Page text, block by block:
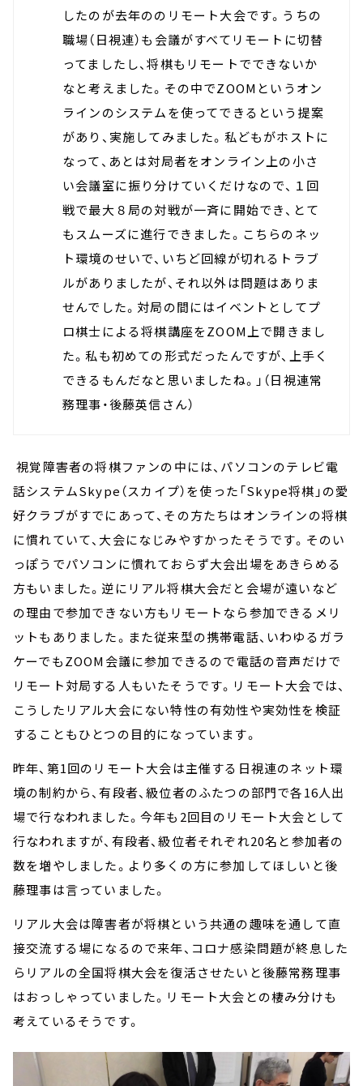
したのが去年ののリモート大会です。うちの
職場（日視連）も会議がすべてリモートに切替
ってましたし、将棋もリモートでできないか
なと考えました。その中でZOOMというオン
ラインのシステムを使ってできるという提案
があり、実施してみました。私どもがホストに
なって、あとは対局者をオンライン上の小さ
い会議室に振り分けていくだけなので、１回
戦で最大８局の対戦が一斉に開始でき、とて
もスムーズに進行できました。こちらのネッ
ト環境のせいで、いちど回線が切れるトラブ
ルがありましたが、それ以外は問題はありま
せんでした。対局の間にはイベントとしてプ
ロ棋士による将棋講座をZOOM上で開きまし
た。私も初めての形式だったんですが、上手く
できるもんだなと思いましたね。」（日視連常
務理事・後藤英信さん）
視覚障害者の将棋ファンの中には、パソコンのテレビ電
話システムSkype（スカイプ）を使った「Skype将棋」の愛
好クラブがすでにあって、その方たちはオンラインの将棋
に慣れていて、大会になじみやすかったそうです。そのい
っぽうでパソコンに慣れておらず大会出場をあきらめる
方もいました。逆にリアル将棋大会だと会場が遠いなど
の理由で参加できない方もリモートなら参加できるメリ
ットもありました。また従来型の携帯電話、いわゆるガラ
ケーでもZOOM会議に参加できるので電話の音声だけで
リモート対局する人もいたそうです。リモート大会では、
こうしたリアル大会にない特性の有効性や実効性を検証
することもひとつの目的になっています。
昨年、第1回のリモート大会は主催する日視連のネット環
境の制約から、有段者、級位者のふたつの部門で各16人出
場で行なわれました。今年も2回目のリモート大会として
行なわれますが、有段者、級位者それぞれ20名と参加者の
数を増やしました。より多くの方に参加してほしいと後
藤理事は言っていました。
リアル大会は障害者が将棋という共通の趣味を通して直
接交流する場になるので来年、コロナ感染問題が終息した
らリアルの全国将棋大会を復活させたいと後藤常務理事
はおっしゃっていました。リモート大会との棲み分けも
考えているそうです。